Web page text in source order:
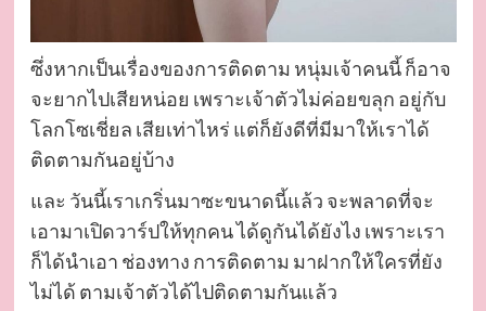
ซึ่งหากเป็นเรื่องของการติดตาม หนุ่มเจ้าคนนี้ ก็อาจ
จะยากไปเสียหน่อย เพราะเจ้าตัวไม่ค่อยขลุก อยู่กับ
โลกโซเชี่ยล เสียเท่าไหร่ แต่ก็ยังดีที่มีมาให้เราได้
ติดตามกันอยู่บ้าง
และ วันนี้เราเกริ่นมาซะขนาดนี้แล้ว จะพลาดที่จะ
เอามาเปิดวาร์ปให้ทุกคน ได้ดูกันได้ยังไง เพราะเรา
ก็ได้นำเอา ช่องทาง การติดตาม มาฝากให้ใครที่ยัง
ไม่ได้ ตามเจ้าตัวได้ไปติดตามกันแล้ว